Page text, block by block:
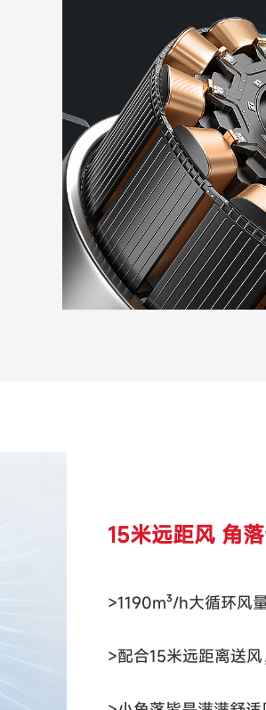
15米远距风 角
>1190m³/h大循环风
>配合15米远距离送